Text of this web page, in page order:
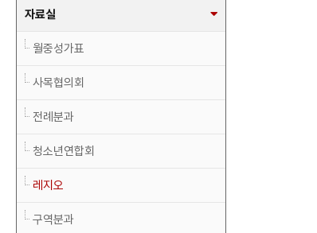
자료실
월중성가표
사목협의회
전례분과
청소년연합회
레지오
구역분과